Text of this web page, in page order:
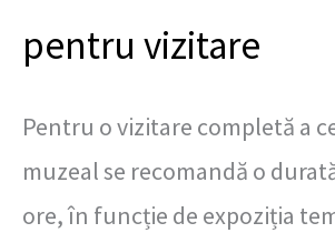
pentru vizitare
Pentru o vizitare completă a
muzeal se recomandă o
ore, în funcție de expoziția